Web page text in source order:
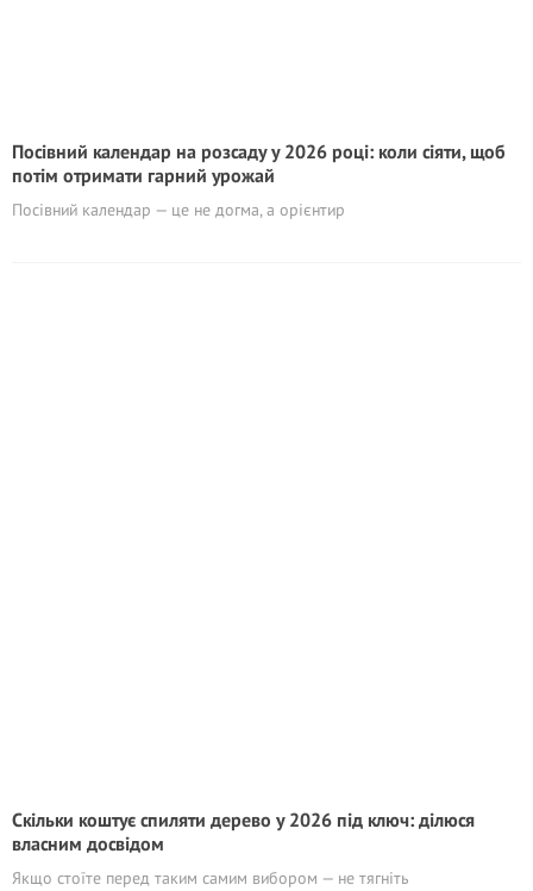
Посівний календар на розсаду у 2026 році: коли сіяти, щоб
потім отримати гарний урожай
Посівний календар — це не догма, а орієнтир
Скільки коштує спиляти дерево у 2026 під ключ: ділюся
власним досвідом
Якщо стоїте перед таким самим вибором — не тягніть